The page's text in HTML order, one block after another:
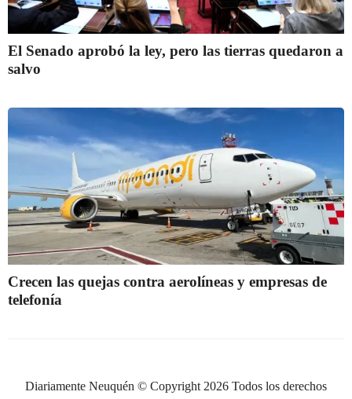
El Senado aprobó la ley, pero las tierras quedaron a
salvo
Crecen las quejas contra aerolíneas y empresas de
telefonía
Diariamente Neuquén © Copyright 2026 Todos los derechos